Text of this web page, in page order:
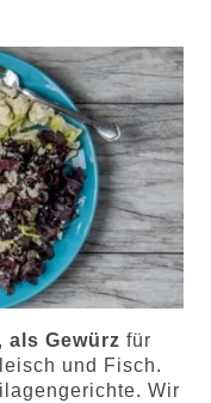
als Gewürz für
und Fisch.
Wir